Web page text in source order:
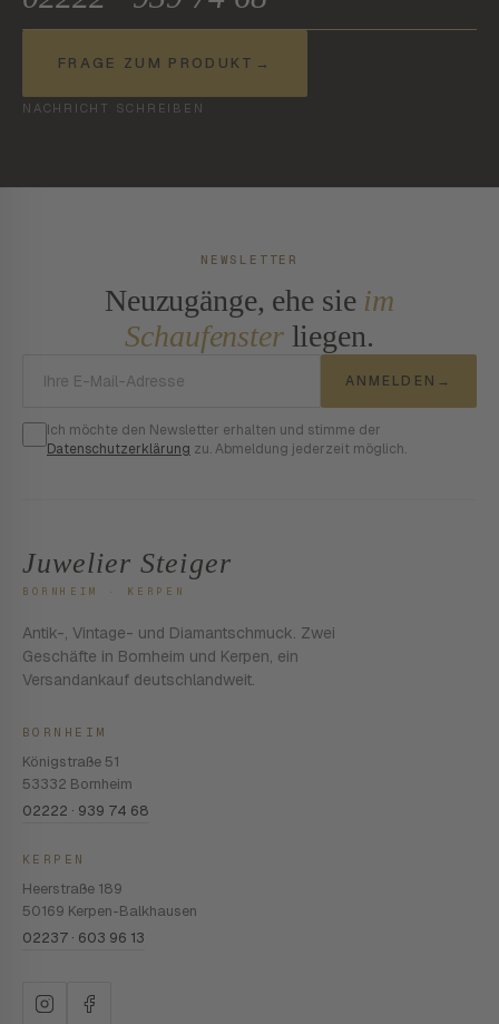
FRAGE ZUM PRODUKT →
NACHRICHT SCHREIBEN
NEWSLETTER
Neuzugänge, ehe sie im
Schaufensterliegen.
ANMELDEN →
Ich möchte den Newsletter erhalten und stimme der
Datenschutzerklärung zu. Abmeldung jederzeit möglich.
Juwelier Steiger
BORNHEIM · KERPEN
Antik-, Vintage- und Diamantschmuck. Zwei
Geschäfte in Bornheim und Kerpen, ein
Versandankauf deutschlandweit.
BORNHEIM
Königstraße 51
53332 Bornheim
02222 · 939 74 68
KERPEN
Heerstraße 189
50169 Kerpen-Balkhausen
02237 · 603 96 13